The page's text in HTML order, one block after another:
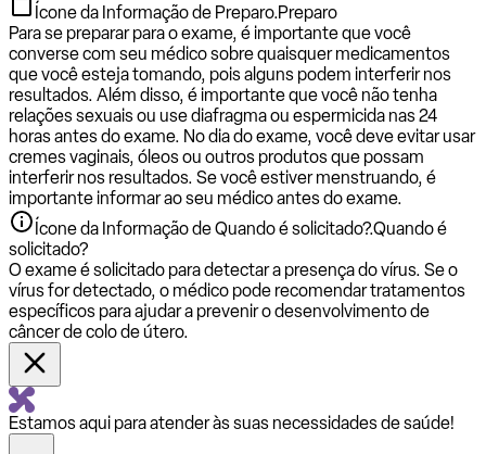
Ícone da Informação de Preparo.Preparo
Para se preparar para o exame, é importante que você
converse com seu médico sobre quaisquer medicamentos
que você esteja tomando, pois alguns podem interferir nos
resultados. Além disso, é importante que você não tenha
relações sexuais ou use diafragma ou espermicida nas 24
horas antes do exame. No dia do exame, você deve evitar usar
cremes vaginais, óleos ou outros produtos que possam
interferir nos resultados. Se você estiver menstruando, é
importante informar ao seu médico antes do exame.
Ícone da Informação de Quando é solicitado?.Quando é
solicitado?
O exame é solicitado para detectar a presença do vírus. Se o
vírus for detectado, o médico pode recomendar tratamentos
específicos para ajudar a prevenir o desenvolvimento de
câncer de colo de útero.
Estamos aqui para atender às suas necessidades de saúde!